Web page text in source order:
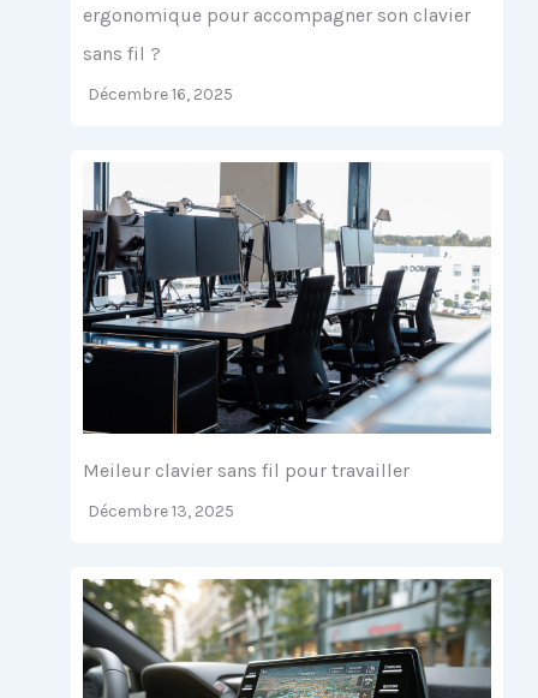
ergonomique pour accompagner son clavier
sans fil ?
Décembre 16, 2025
Meileur clavier sans fil pour travailler
Décembre 13, 2025